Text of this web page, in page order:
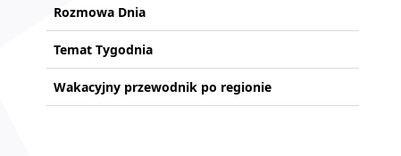
Rozmowa Dnia
Temat Tygodnia
Wakacyjny przewodnik po regionie